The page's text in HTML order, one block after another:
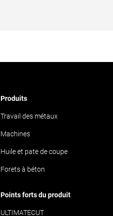
Produits
Travail des métaux
Machines
Huile et pate de coupe
Forets à béton
Points forts du produit
ULTIMATECUT